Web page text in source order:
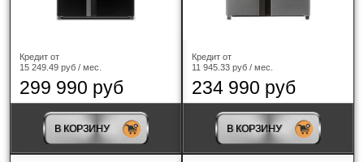
Зона свежести
Инверторное управление мощностью
Кредит от
15 249.49 руб / мес.
299 990 руб
В КОРЗИНУ
Кредит от
11 945.33 руб / мес.
234 990 руб
В КОРЗИНУ